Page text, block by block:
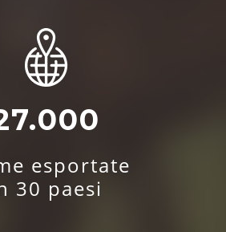
esportate
30 paesi